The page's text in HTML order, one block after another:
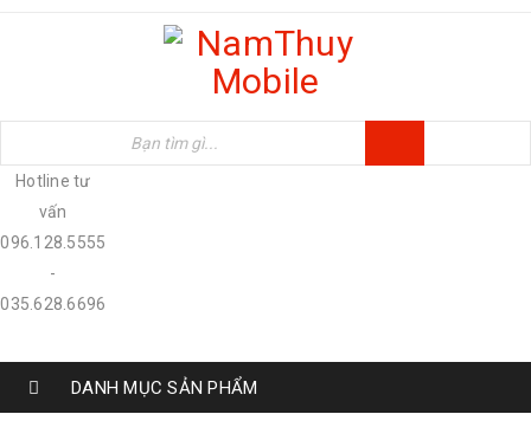
Hotline tư
vấn
096.128.5555
-
035.628.6696
DANH MỤC SẢN PHẨM